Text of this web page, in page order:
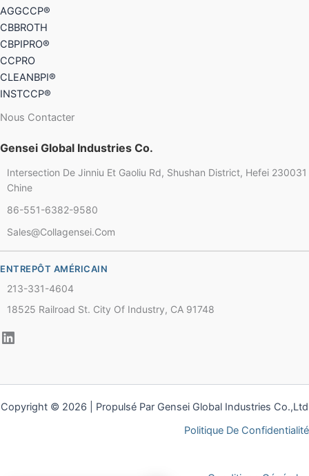
AGGCCP®
CBBROTH
CBPIPRO®
CCPRO
CLEANBPI®
INSTCCP®
Nous Contacter
Gensei Global Industries Co.
Intersection De Jinniu Et Gaoliu Rd, Shushan District, Hefei 230031
Chine
86-551-6382-9580
Sales@collagensei.com
ENTREPÔT AMÉRICAIN
213-331-4604
18525 Railroad St. City Of Industry, CA 91748
Copyright © 2026 | Propulsé Par Gensei Global Industries Co.,Ltd
Politique De Confidentialité
Vietnamese